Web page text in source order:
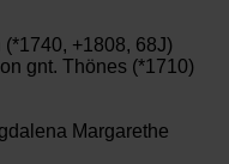
+1808, 68J)
gnt. Thönes (*1710)
Margarethe